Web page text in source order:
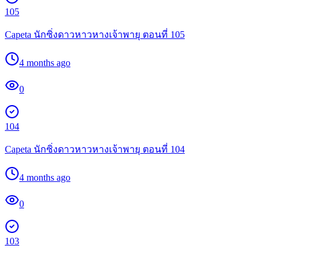
105
Capeta นักซิ่งดาวหาวหางเจ้าพายุ ตอนที่ 105
4 months ago
0
104
Capeta นักซิ่งดาวหาวหางเจ้าพายุ ตอนที่ 104
4 months ago
0
103